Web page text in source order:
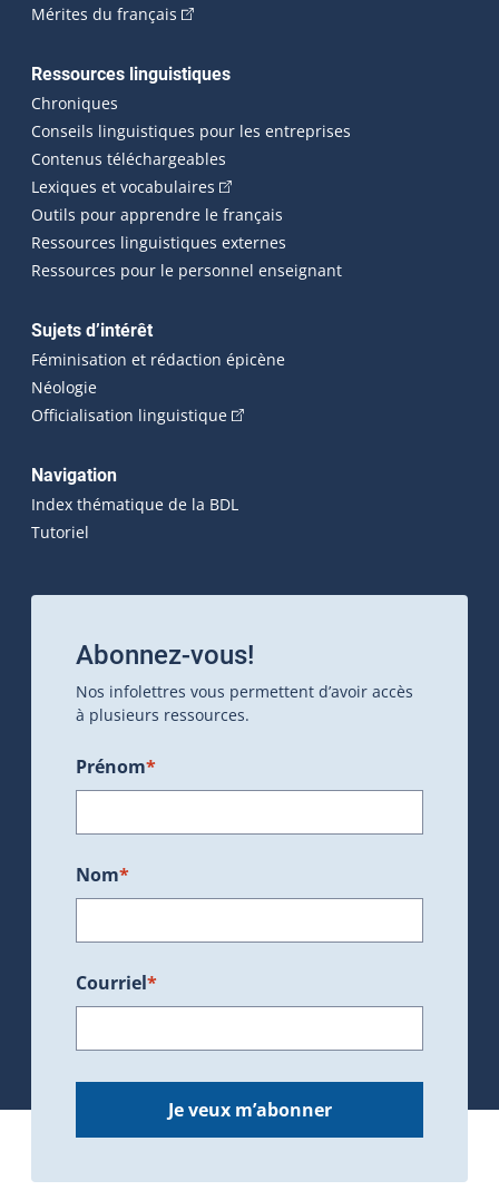
Mérites du français (Cet hyperlien externe s'ouvrira dans une
Ressources linguistiques
Chroniques
Conseils linguistiques pour les entreprises
Contenus téléchargeables
Lexiques et vocabulaires (Cet hyperlien externe s'ouvrira
Outils pour apprendre le français
Ressources linguistiques externes
Ressources pour le personnel enseignant
Sujets d’intérêt
Féminisation et rédaction épicène
Néologie
Officialisation linguistique(Cet hyperlien externe s'ouvrira
Navigation
Index thématique de la BDL
Tutoriel
Abonnez-vous!
Nos infolettres vous permettent d’avoir accès
à plusieurs ressources.
Prénom*
Nom*
Courriel*
Je veux m’abonner